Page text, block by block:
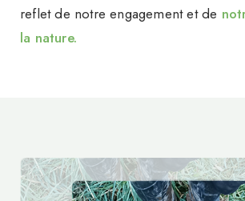
reflet de notre engagement et de
la nature.